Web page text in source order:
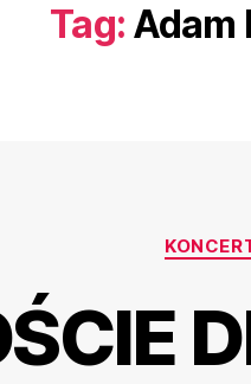
Tag: Adam